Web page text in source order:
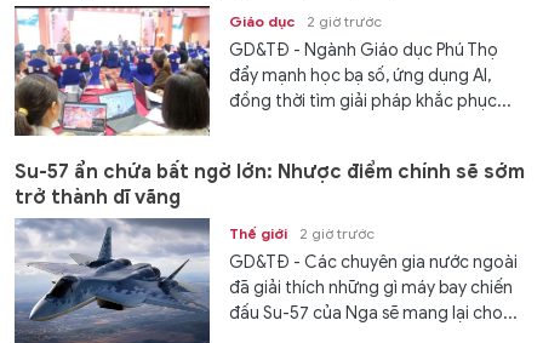
Giáo dục 2 giờ trước
GD&TĐ - Ngành Giáo dục Phú Thọ
đẩy mạnh học bạ số, ứng dụng AI,
đồng thời tìm giải pháp khắc phục...
Su-57 ẩn chứa bất ngờ lớn: Nhược điểm chính sẽ sớm
trở thành dĩ vãng
Thế giới 2 giờ trước
GD&TĐ - Các chuyên gia nước ngoài
đã giải thích những gì máy bay chiến
đấu Su-57 của Nga sẽ mang lại cho...